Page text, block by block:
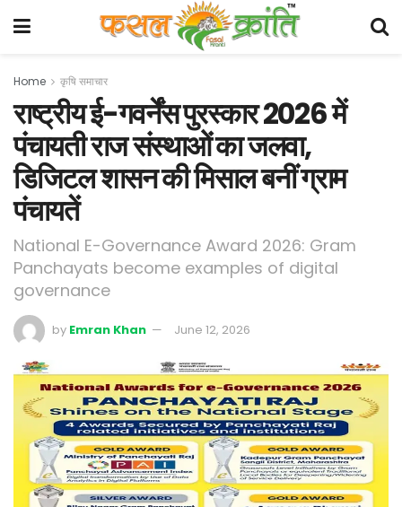
Home कृषि समाचार
राष्ट्रीय ई-गवर्नेंस पुरस्कार 2026 में
पंचायती राज संस्थाओं का जलवा,
डिजिटल शासन की मिसाल बनीं ग्राम
पंचायतें
National E-Governance Award 2026: Gram
Panchayats become examples of digital
governance
by Emran Khan June 12, 2026